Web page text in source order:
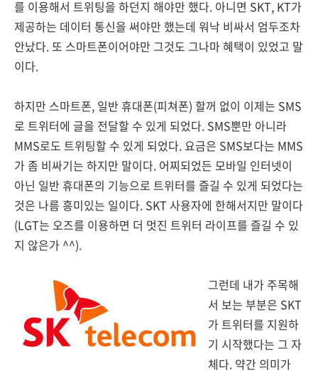
를 이용해서 트위팅을 하던지 해야만 했다. 아니면 SKT, KT가
제공하는 데이터 통신을 써야만 했는데 워낙 비싸서 엄두조차
안났다. 또 스마트폰이어야만 그것도 그나마 혜택이 있었고 말
이다.
하지만 스마트폰, 일반 휴대폰(피쳐폰) 할꺼 없이 이제는 SMS
로 트위터에 글을 전달할 수 있게 되었다. SMS뿐만 아니라
MMS로도 트위팅할 수 있게 되었다. 요금은 SMS보다는 MMS
가 좀 비싸기는 하지만 말이다. 어찌되었든 모바일 인터넷이
아닌 일반 휴대폰의 기능으로 트위터를 즐길 수 있게 되었다는
것은 나름 흥미있는 일이다. SKT 사용자에 한해서지만 말이다
(LGT는 오즈를 이용하면 더 멋진 트위터 라이프를 즐길 수 있
지 않은가 ^^).
그런데 내가 주목해
서 보는 부분은 SKT
가 트위터를 지원하
기 시작했다는 그 자
체다. 약간 의미가